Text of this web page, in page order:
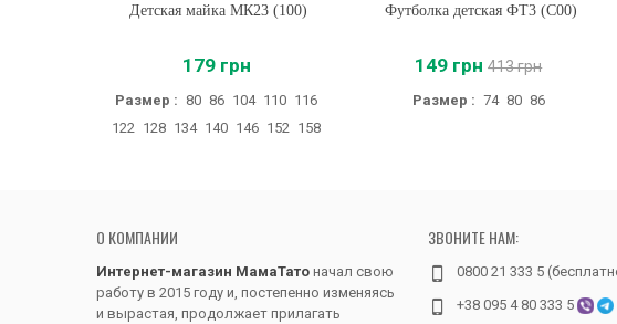
Купить
Детская майка МК23 (100)
179 грн
Размер : 80 86 104 110 116
122 128 134 140 146 152 158
Купить
Футболка детская ФТ3 (C00)
149 грн 413 грн
Размер : 74 80 86
О КОМПАНИИ
Интернет-магазин МамаТато начал свою
работу в 2015 году и, постепенно изменяясь
и вырастая, продолжает прилагать
ЗВОНИТЕ НАМ:
0800 21 333 5
+38 095 4 80 333 5